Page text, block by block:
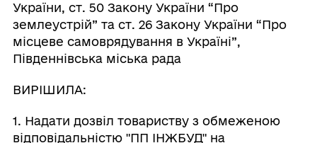
України, ст. 50 Закону України “Про
землеустрій” та ст. 26 Закону України “Про
місцеве самоврядування в Україні”,
Південнівська міська рада
ВИРІШИЛА:
1. Надати дозвіл товариству з обмеженою
відповідальністю "ПП ІНЖБУД" на